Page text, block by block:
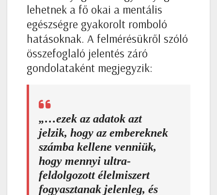
lehetnek a fő okai a mentális
egészségre gyakorolt romboló
hatásoknak. A felmérésükről szóló
összefoglaló jelentés záró
gondolataként megjegyzik:
„…ezek az adatok azt
jelzik, hogy az embereknek
számba kellene venniük,
hogy mennyi ultra-
feldolgozott élelmiszert
fogyasztanak jelenleg, és